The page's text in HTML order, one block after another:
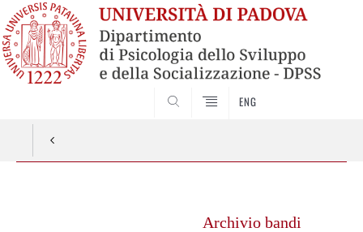
ENG
Archivio bandi